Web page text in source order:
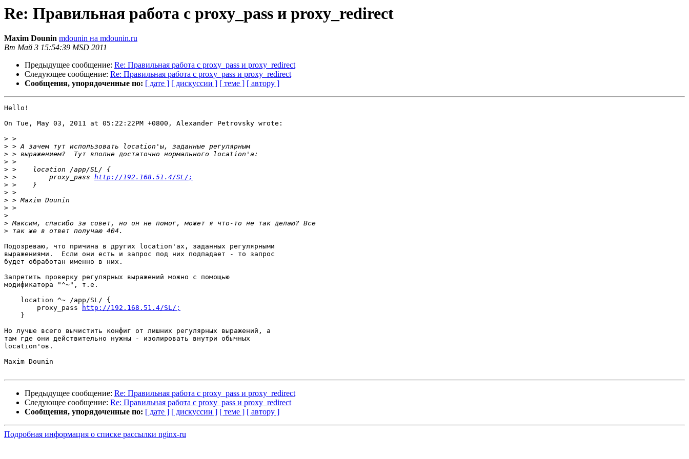
Re: Правильная работа с proxy_pass и proxy_redirect
Maxim Dounin mdounin на mdounin.ru
Вт Май 3 15:54:39 MSD 2011
Предыдущее сообщение: Re: Правильная работа с proxy_pass и proxy_redirect
Следующее сообщение: Re: Правильная работа с proxy_pass и proxy_redirect
Сообщения, упорядоченные по: [ дате ] [ дискуссии ] [ теме ] [ автору ]
Hello!
On Tue, May 03, 2011 at 05:22:22PM +0800, Alexander Petrovsky wrote:
>
>
>
>
>
> >        proxy_pass http://192.168.51.4/SL/;
>
>
>
>
>
>
>
Подозреваю, что причина в других location'ах, заданных регулярными
выражениями.  Если они есть и запрос под них подпадает - то запрос
будет обработан именно в них.
Запретить проверку регулярных выражений можно с помощью
модификатора "^~", т.е.
    location ^~ /app/SL/ {
        proxy_pass
http://192.168.51.4/SL/;
    }
Но лучше всего вычистить конфиг от лишних регулярных выражений, а
там где они действительно нужны - изолировать внутри обычных
location'ов.
Maxim Dounin
Предыдущее сообщение: Re: Правильная работа с proxy_pass и proxy_redirect
Следующее сообщение: Re: Правильная работа с proxy_pass и proxy_redirect
Сообщения, упорядоченные по: [ дате ] [ дискуссии ] [ теме ] [ автору ]
Подробная информация о списке рассылки nginx-ru